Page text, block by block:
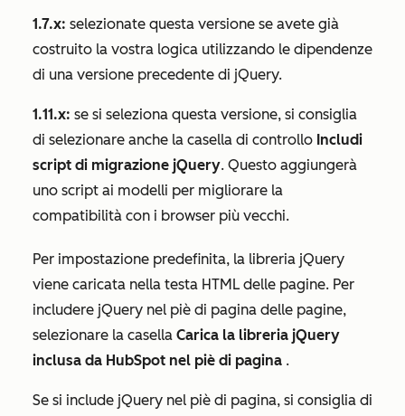
1.7.x: selezionate questa versione se avete già
costruito la vostra logica utilizzando le dipendenze
di una versione precedente di jQuery.
1.11.x: se si seleziona questa versione, si consiglia
di selezionare anche la casella di controllo Includi
script di migrazione jQuery. Questo aggiungerà
uno script ai modelli per migliorare la
compatibilità con i browser più vecchi.
Per impostazione predefinita, la libreria jQuery
viene caricata nella testa HTML delle pagine. Per
includere jQuery nel piè di pagina delle pagine,
selezionare la casella Carica la libreria jQuery
inclusa da HubSpot nel piè di pagina .
Se si include jQuery nel piè di pagina, si consiglia di